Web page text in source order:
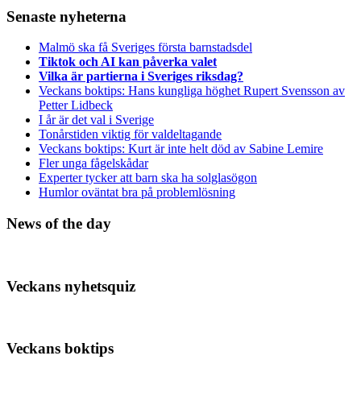
Senaste nyheterna
Malmö ska få Sveriges första barnstadsdel
Tiktok och AI kan påverka valet
Vilka är partierna i Sveriges riksdag?
Veckans boktips: Hans kungliga höghet Rupert Svensson av
Petter Lidbeck
I år är det val i Sverige
Tonårstiden viktig för valdeltagande
Veckans boktips: Kurt är inte helt död av Sabine Lemire
Fler unga fågelskådar
Experter tycker att barn ska ha solglasögon
Humlor oväntat bra på problemlösning
News of the day
Veckans nyhetsquiz
Veckans boktips